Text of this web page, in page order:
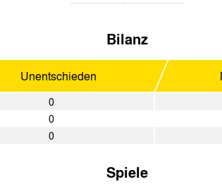
Bilanz
Unentschieden
0
0
0
Spiele